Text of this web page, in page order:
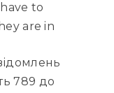
to
are in
789 до